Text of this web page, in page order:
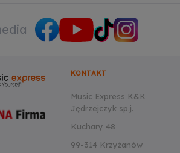
KONTAKT
Music Express K&K
Jędrzejczyk sp.j.
Kuchary 48
99-314 Krzyżanów